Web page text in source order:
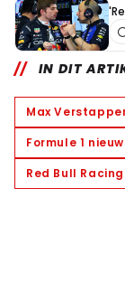
IN DIT
Max
Formule 1
Red Bull Racing